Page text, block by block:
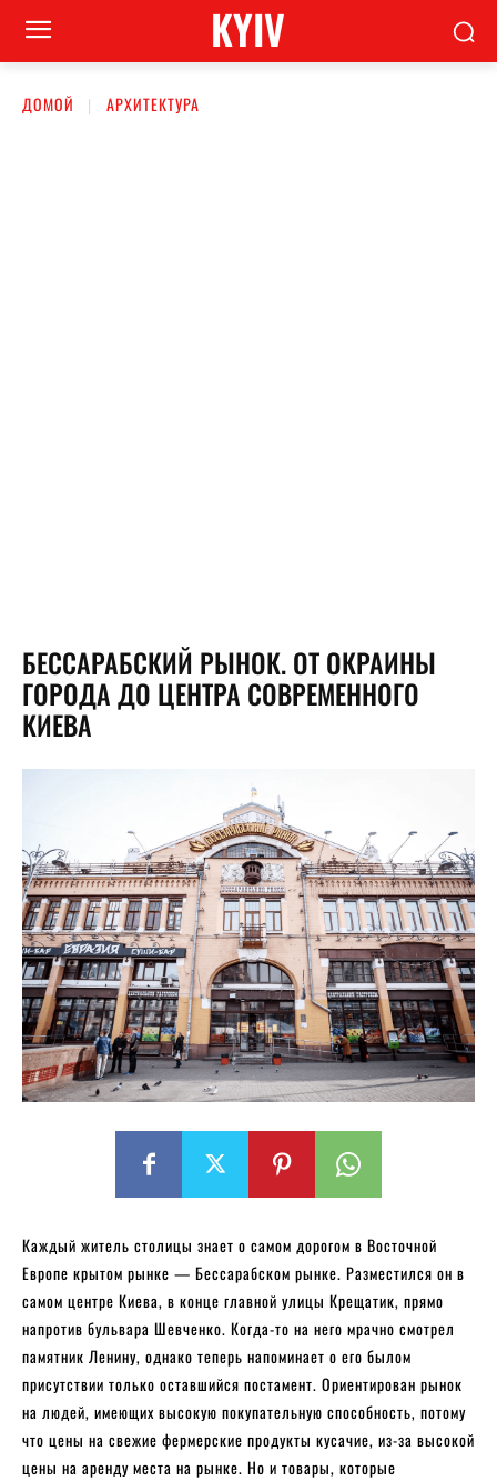
KYIV
ДОМОЙ АРХИТЕКТУРА
БЕССАРАБСКИЙ РЫНОК. ОТ ОКРАИНЫ
ГОРОДА ДО ЦЕНТРА СОВРЕМЕННОГО
КИЕВА
Каждый житель столицы знает о самом дорогом в Восточной
Европе крытом рынке — Бессарабском рынке. Разместился он в
самом центре Киева, в конце главной улицы Крещатик, прямо
напротив бульвара Шевченко. Когда-то на него мрачно смотрел
памятник Ленину, однако теперь напоминает о его былом
присутствии только оставшийся постамент. Ориентирован рынок
на людей, имеющих высокую покупательную способность, потому
что цены на свежие фермерские продукты кусачие, из-за высокой
цены на аренду места на рынке. Но и товары, которые